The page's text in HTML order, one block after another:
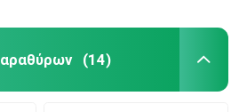
(14)